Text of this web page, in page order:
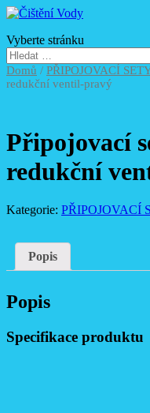
Vyberte stránku
Domů / PŘIPOJOVACÍ
redukční ventil-pravý
Připojovací
redukční
Kategorie: PŘIPOJOVACÍ
Popis
Popis
Specifikace produktu